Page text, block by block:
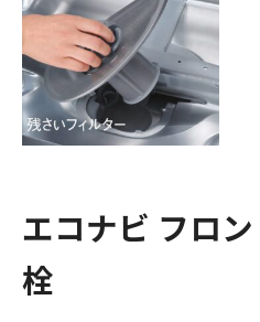
エコナビ フロ
栓